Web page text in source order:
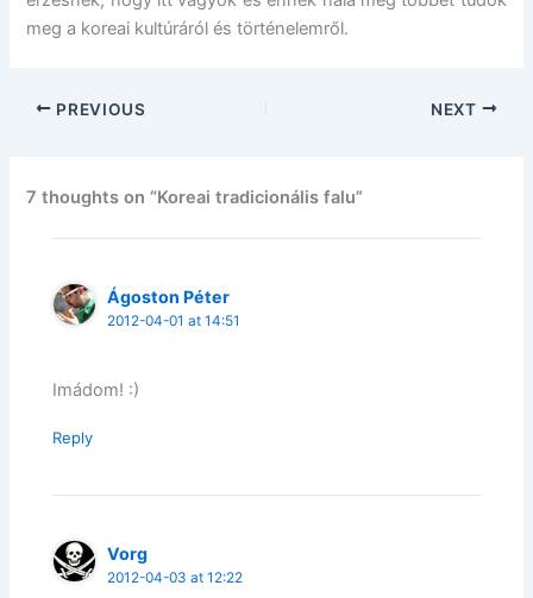
meg a koreai kultúráról és történelemről.
PREVIOUS NEXT
7 thoughts on “Koreai tradicionális falu”
Ágoston Péter
2012-04-01 at 14:51
Imádom! :)
Reply
Vorg
2012-04-03 at 12:22